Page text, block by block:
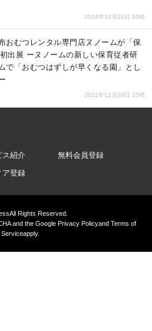
2024年10月24日 05時
おむつレンタル専門店ヌノームが「保
出展 ーヌノームの新しい保育従者研
で「おむつはずしが早くなる園」とし
2021年11月29日 15時
ス紹介
無料会員登録
ア登録
All Rights Reserved.
and the GooglePrivacy PolicyandTerms of
Serviceapply.